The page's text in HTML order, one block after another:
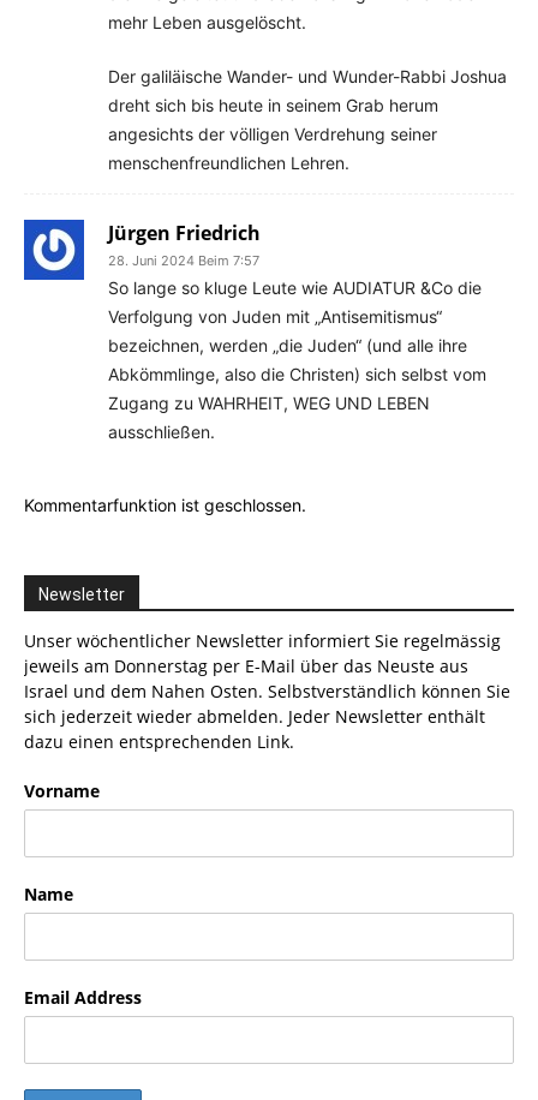
mehr Leben ausgelöscht.
Der galiläische Wander- und Wunder-Rabbi Joshua
dreht sich bis heute in seinem Grab herum
angesichts der völligen Verdrehung seiner
menschenfreundlichen Lehren.
Jürgen Friedrich
28. Juni 2024 Beim 7:57
So lange so kluge Leute wie AUDIATUR &Co die
Verfolgung von Juden mit „Antisemitismus“
bezeichnen, werden „die Juden“ (und alle ihre
Abkömmlinge, also die Christen) sich selbst vom
Zugang zu WAHRHEIT, WEG UND LEBEN
ausschließen.
Kommentarfunktion ist geschlossen.
Newsletter
Unser wöchentlicher Newsletter informiert Sie regelmässig
jeweils am Donnerstag per E-Mail über das Neuste aus
Israel und dem Nahen Osten. Selbstverständlich können Sie
sich jederzeit wieder abmelden. Jeder Newsletter enthält
dazu einen entsprechenden Link.
Vorname
Name
Email Address